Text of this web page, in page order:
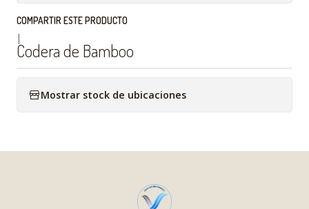
COMPARTIR ESTE PRODUCTO
|
Codera de Bamboo
Mostrar stock de ubicaciones